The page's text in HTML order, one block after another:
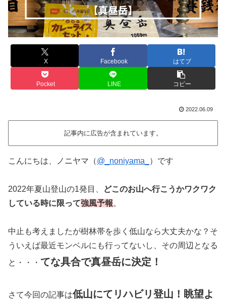
X Facebook はてブ
Pocket LINE コピー
2022.06.09
記事内に広告が含まれています。
こんにちは、ノニヤマ（@_noniyama_ ）です
2022年夏山登山の1発目、
どこのお山へ行こうかワクワク
している時に限って強風予報。
中止も考えましたが樹林帯を歩く低山なら大丈夫かな？そ
ういえば最近モンベルにも行ってないし、その周辺となる
と・・・ てな具合で真昼岳に決定！
さて今回の記事は低山にてリハビリ登山！眺望よ